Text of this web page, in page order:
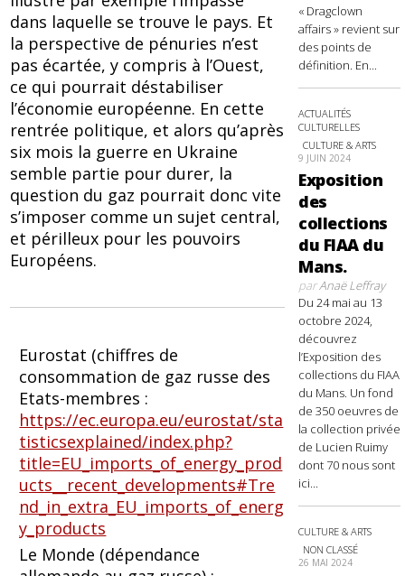
dans laquelle se trouve le pays. Et
la perspective de pénuries n’est
pas écartée, y compris à l’Ouest,
ce qui pourrait déstabiliser
l’économie européenne. En cette
rentrée politique, et alors qu’après
six mois la guerre en Ukraine
semble partie pour durer, la
question du gaz pourrait donc vite
s’imposer comme un sujet central,
et périlleux pour les pouvoirs
Européens.
Eurostat (chiffres de
consommation de gaz russe des
Etats-membres :
https://ec.europa.eu/eurostat/sta
tisticsexplained/index.php?
title=EU_imports_of_energy_prod
ucts__recent_developments#Tre
nd_in_extra_EU_imports_of_energ
y_products
Le Monde (dépendance
« Dragclown
affairs » revient sur
des points de
définition. En...
ACTUALITÉS
CULTURELLES
CULTURE & ARTS
9 JUIN 2024
Exposition
des
collections
du FIAA du
Mans.
parAnaë Leffray
Du 24 mai au 13
octobre 2024,
découvrez
l’Exposition des
collections du FIAA
du Mans. Un fond
de 350 oeuvres de
la collection privée
de Lucien Ruimy
dont 70 nous sont
ici...
CULTURE & ARTS
NON CLASSÉ
26 MAI 2024